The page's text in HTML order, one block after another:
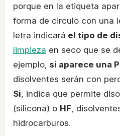
porque en la etiqueta
forma de circulo con una
letra indicará el tipo de
limpieza en seco que se
ejemplo, si aparece una P
disolventes serán con
Si , indica que permite
(silicona) o HF ,
hidrocarburos.